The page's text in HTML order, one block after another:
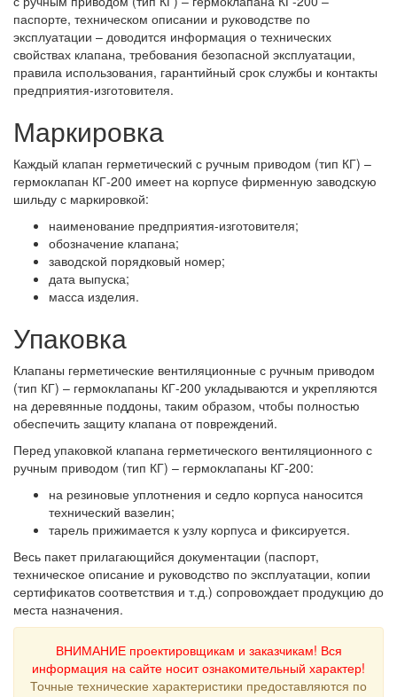
паспорте, техническом описании и руководстве по
эксплуатации – доводится информация о технических
свойствах клапана, требования безопасной эксплуатации,
правила использования, гарантийный срок службы и контакты
предприятия-изготовителя.
Маркировка
Каждый клапан герметический с ручным приводом (тип КГ) –
гермоклапан КГ-200 имеет на корпусе фирменную заводскую
шильду с маркировкой:
наименование предприятия-изготовителя;
обозначение клапана;
заводской порядковый номер;
дата выпуска;
масса изделия.
Упаковка
Клапаны герметические вентиляционные с ручным приводом
(тип КГ) – гермоклапаны КГ-200 укладываются и укрепляются
на деревянные поддоны, таким образом, чтобы полностью
обеспечить защиту клапана от повреждений.
Перед упаковкой клапана герметического вентиляционного с
ручным приводом (тип КГ) – гермоклапаны КГ-200:
на резиновые уплотнения и седло корпуса наносится
технический вазелин;
тарель прижимается к узлу корпуса и фиксируется.
Весь пакет прилагающийся документации (паспорт,
техническое описание и руководство по эксплуатации, копии
сертификатов соответствия и т.д.) сопровождает продукцию до
места назначения.
ВНИМАНИЕ проектировщикам и заказчикам! Вся
информация на сайте носит ознакомительный характер!
Точные технические характеристики предоставляются по